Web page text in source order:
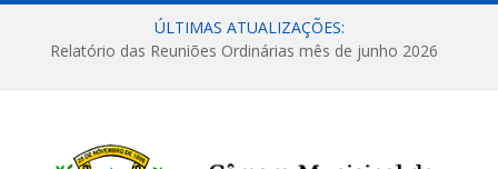
ÚLTIMAS ATUALIZAÇÕES:
Relatório das Reuniões Ordinárias mês de junho 2026